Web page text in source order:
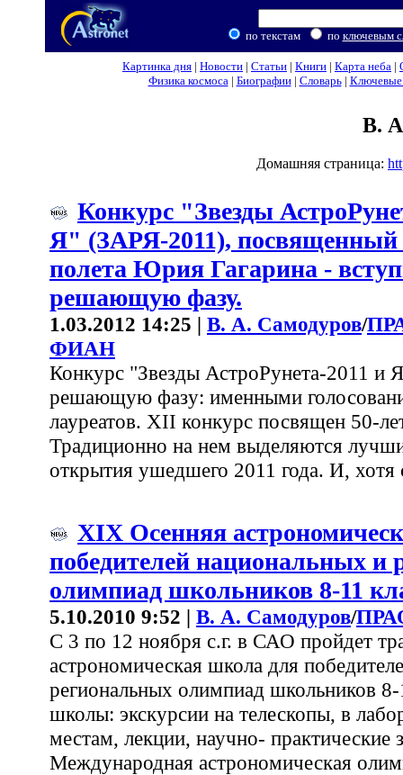
по текстам по ключевым
Картинка дня | Новости | Статьи | Книги | Карта неба |
Физика космоса| Биографии| Словарь| Ключевые
В.
Домашняя страница:
Конкурс "Звезды
Я" (ЗАРЯ-2011), посвященный
полета Юрия Гагарина -
решающую фазу.
1.03.2012 14:25 | В. А. Самодуров/
ФИАН
Конкурс "Звезды АстроРунета-2011 и
решающую фазу: именными
лауреатов. XII конкурс посвящен 50-
Традиционно на нем выделяются
открытия ушедшего 2011 года. И, хотя
XIX Осенняя
победителей национальных и
олимпиад школьников 8-11
5.10.2010 9:52 | В. А. Самодуров/
С 3 по 12 ноября с.г. в САО пройдет
астрономическая школа для
региональных олимпиад школьников
школы: экскурсии на телескопы, в
местам, лекции, научно-
Международная астрономическая